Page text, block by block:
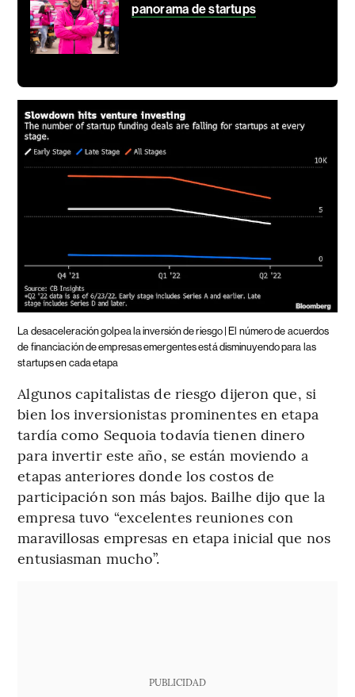
panorama de startups
La desaceleración golpea la inversión de riesgo | El número de acuerdos
de financiación de empresas emergentes está disminuyendo para las
startups en cada etapa
Algunos capitalistas de riesgo dijeron que, si
bien los inversionistas prominentes en etapa
tardía como Sequoia todavía tienen dinero
para invertir este año, se están moviendo a
etapas anteriores donde los costos de
participación son más bajos. Bailhe dijo que la
empresa tuvo “excelentes reuniones con
maravillosas empresas en etapa inicial que nos
entusiasman mucho”.
PUBLICIDAD